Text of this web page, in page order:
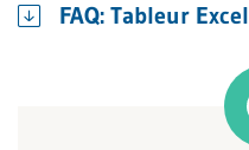
FAQ: Tableur Excel